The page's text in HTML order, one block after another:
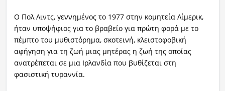
Ο Πολ Λιντς, γεννημένος το 1977 στην κομητεία Λίμερικ,
ήταν υποψήφιος για το βραβείο για πρώτη φορά με το
πέμπτο του μυθιστόρημα, σκοτεινή, κλειστοφοβική
αφήγηση για τη ζωή μιας μητέρας η ζωή της οποίας
ανατρέπεται σε μια Ιρλανδία που βυθίζεται στη
φασιστική τυραννία.